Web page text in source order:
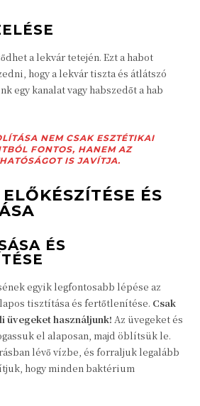
a lekvár tetején. Ezt a habot
hogy a lekvár tiszta és átlátszó
egy kanalat vagy habszedőt a hab
NEM CSAK ESZTÉTIKAI
FONTOS, HANEM AZ
IS JAVÍTJA.
ÉS
ÉS
egyik legfontosabb lépése az
tisztítása és fertőtlenítése. Csak
üvegeket használjunk! Az üvegeket és
el alaposan, majd öblítsük le.
lévő vízbe, és forraljuk legalább
hogy minden baktérium